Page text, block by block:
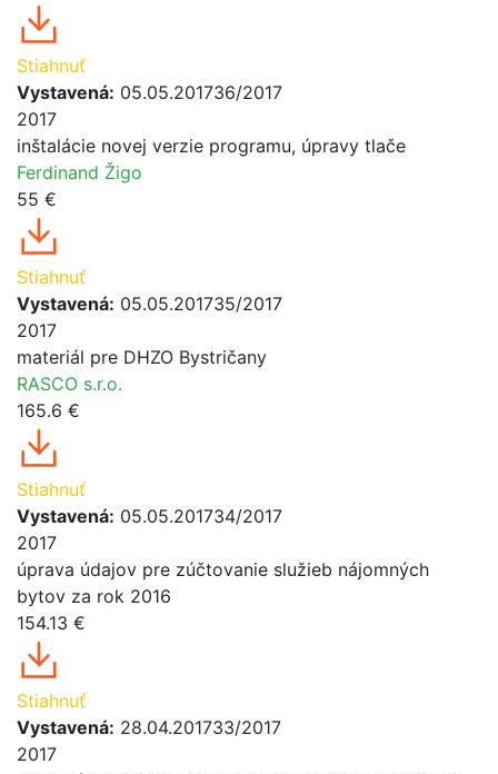
Stiahnuť
Vystavená: 05.05.201736/2017
2017
inštalácie novej verzie programu, úpravy tlače
Ferdinand Žigo
55 €
Stiahnuť
Vystavená: 05.05.201735/2017
2017
materiál pre DHZO Bystričany
RASCO s.r.o.
165.6 €
Stiahnuť
Vystavená: 05.05.201734/2017
2017
úprava údajov pre zúčtovanie služieb nájomných
bytov za rok 2016
154.13 €
Stiahnuť
Vystavená: 28.04.201733/2017
2017